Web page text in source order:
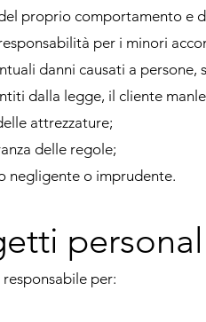
proprio comportamento e
per i minori
danni causati a persone,
dalla legge, il cliente
attrezzature;
delle regole;
negligente o imprudente.
per: